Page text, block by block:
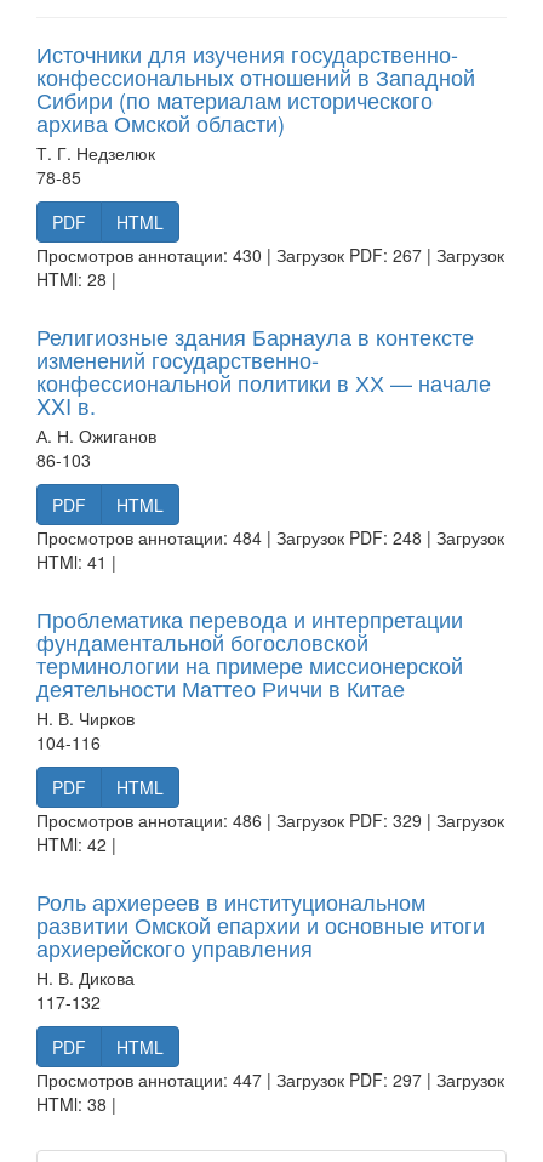
Источники для изучения государственно-
конфессиональных отношений в Западной
Сибири (по материалам исторического
архива Омской области)
Т. Г. Недзелюк
78-85
PDF
HTML
Просмотров аннотации: 430 | Загрузок PDF: 267 | Загрузок
HTMl: 28 |
Религиозные здания Барнаула в контексте
изменений государственно-
конфессиональной политики в ХХ — начале
XXI в.
А. Н. Ожиганов
86-103
PDF
HTML
Просмотров аннотации: 484 | Загрузок PDF: 248 | Загрузок
HTMl: 41 |
Проблематика перевода и интерпретации
фундаментальной богословской
терминологии на примере миссионерской
деятельности Маттео Риччи в Китае
Н. В. Чирков
104-116
PDF
HTML
Просмотров аннотации: 486 | Загрузок PDF: 329 | Загрузок
HTMl: 42 |
Роль архиереев в институциональном
развитии Омской епархии и основные итоги
архиерейского управления
Н. В. Дикова
117-132
PDF
HTML
Просмотров аннотации: 447 | Загрузок PDF: 297 | Загрузок
HTMl: 38 |